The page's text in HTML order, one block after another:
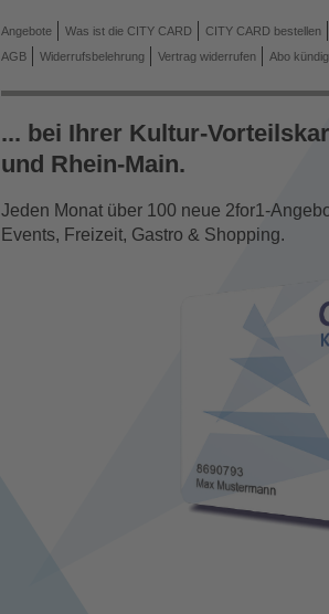
Angebote Was ist die CITY CARD CITY CARD bestellen
AGB
Widerrufsbelehrung Vertrag widerrufen Abo
... bei Ihrer Kultur-
und Rhein-Main.
Jeden Monat über 100 neue 2for1-
Events, Freizeit, Gastro & Shopping.